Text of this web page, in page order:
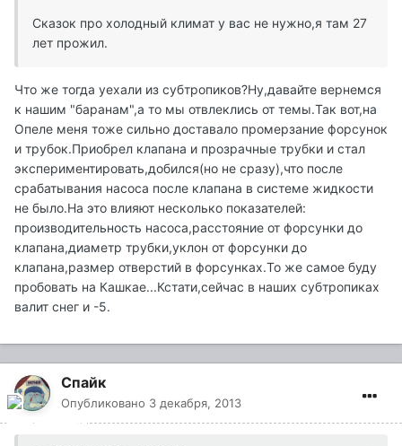
Сказок про холодный климат у вас не нужно,я там 27
лет прожил.
Что же тогда уехали из субтропиков?Ну,давайте вернемся
к нашим "баранам",а то мы отвлеклись от темы.Так вот,на
Опеле меня тоже сильно доставало промерзание форсунок
и трубок.Приобрел клапана и прозрачные трубки и стал
экспериментировать,добился(но не сразу),что после
срабатывания насоса после клапана в системе жидкости
не было.На это влияют несколько показателей:
производительность насоса,расстояние от форсунки до
клапана,диаметр трубки,уклон от форсунки до
клапана,размер отверстий в форсунках.То же самое буду
пробовать на Кашкае...Кстати,сейчас в наших субтропиках
валит снег и -5.
Спайк
Опубликовано 3 декабря, 2013